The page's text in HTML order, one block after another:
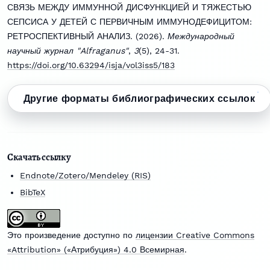
СВЯЗЬ МЕЖДУ ИММУННОЙ ДИСФУНКЦИЕЙ И ТЯЖЕСТЬЮ
СЕПСИСА У ДЕТЕЙ С ПЕРВИЧНЫМ ИММУНОДЕФИЦИТОМ:
РЕТРОСПЕКТИВНЫЙ АНАЛИЗ. (2026). Международный
научный журнал "Alfraganus", 3(5), 24-31.
https://doi.org/10.63294/isja/vol3iss5/183
Другие форматы библиографических ссылок
Скачать ссылку
Endnote/Zotero/Mendeley (RIS)
BibTeX
Это произведение доступно по лицензии Creative Commons
«Attribution» («Атрибуция») 4.0 Всемирная.